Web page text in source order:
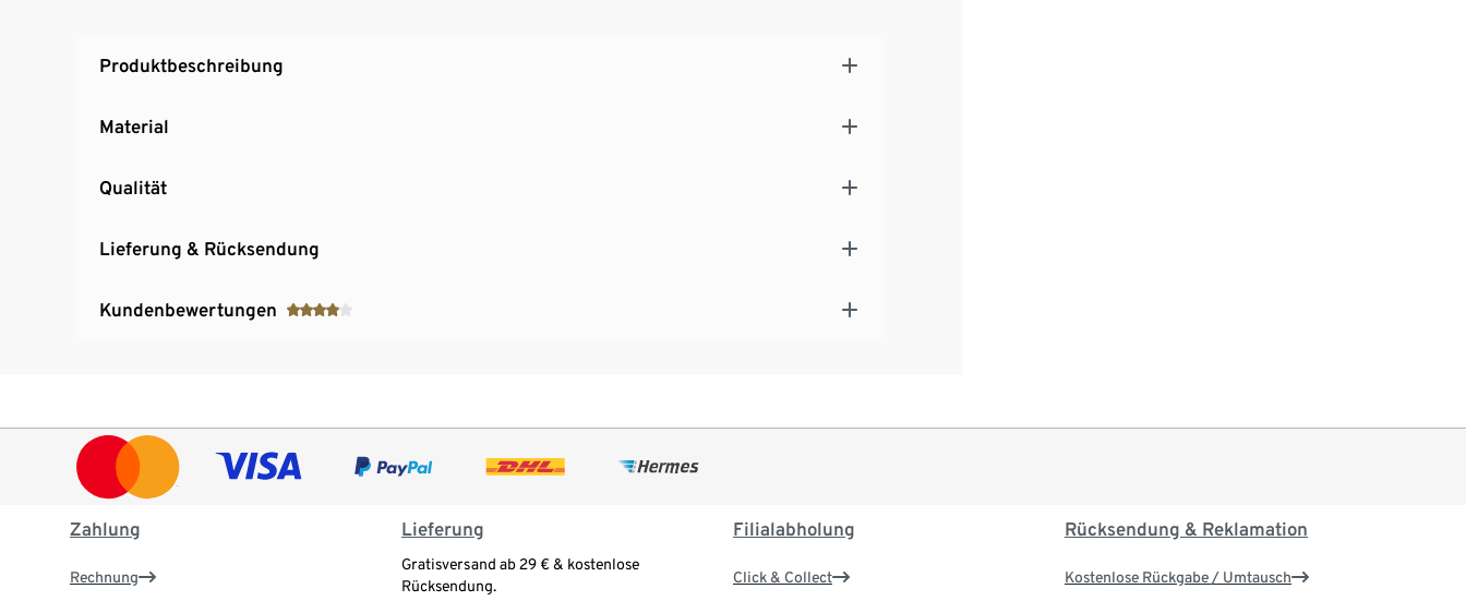
Produktbeschreibung
Material
Qualität
Lieferung & Rücksendung
Kundenbewertungen
Zahlung
Rechnung
Lieferung
Gratisversand ab 29 € & kostenlose
Rücksendung.
Filialabholung
Click & Collect
Rücksendung & Reklamation
Kostenlose Rückgabe / Umtausch